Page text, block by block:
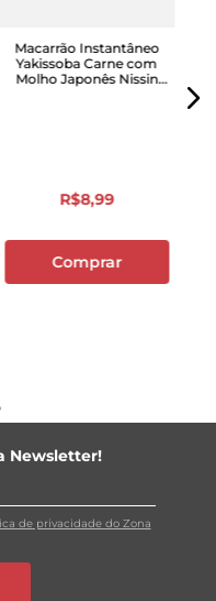
Macarrão Instantâneo
Yakissoba Carne com
Molho Japonês Nissin
R$8,99
Comprar
Newsletter!
de privacidade do Zona